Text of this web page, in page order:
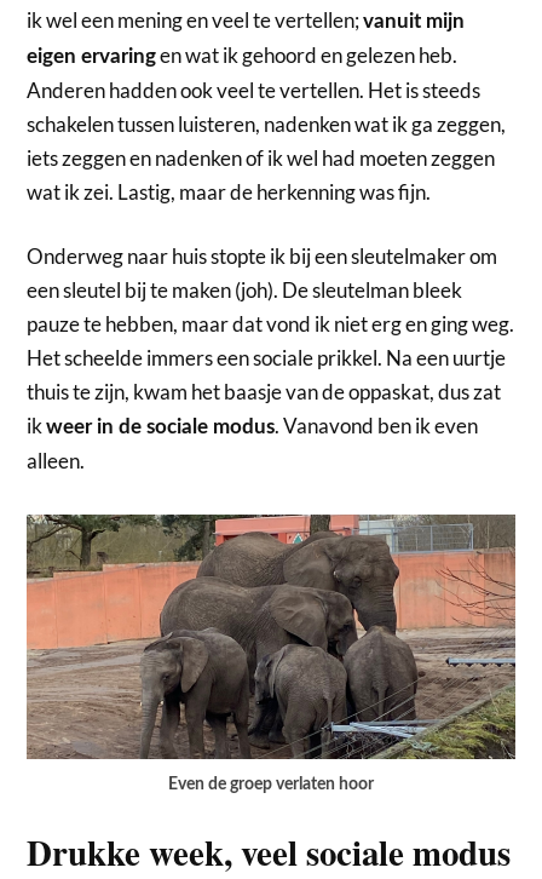
ik wel een mening en veel te vertellen;vanuit mijn
eigen ervaringen wat ik gehoord en gelezen heb.
Anderen hadden ook veel te vertellen. Het is steeds
schakelen tussen luisteren, nadenken wat ik ga zeggen,
iets zeggen en nadenken of ik wel had moeten zeggen
wat ik zei. Lastig, maar de herkenning was fijn.
Onderweg naar huis stopte ik bij een sleutelmaker om
een sleutel bij te maken (joh). De sleutelman bleek
pauze te hebben, maar dat vond ik niet erg en ging weg.
Het scheelde immers een sociale prikkel. Na een uurtje
thuis te zijn, kwam het baasje van de oppaskat, dus zat
ikweer in de sociale modus. Vanavond ben ik even
alleen.
Even de groep verlaten hoor
Drukke week, veel sociale modus